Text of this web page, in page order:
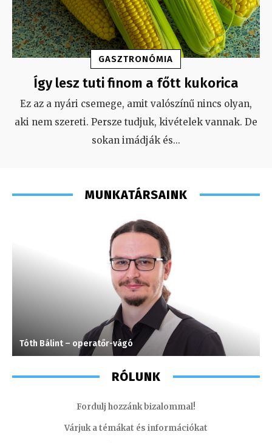
GASZTRONÓMIA
Így lesz tuti finom a főtt kukorica
Ez az a nyári csemege, amit valószínű nincs olyan,
aki nem szereti. Persze tudjuk, kivételek vannak. De
sokan imádják és...
MUNKATÁRSAINK
Tóth Bálint – operatőr-vágó
RÓLUNK
Fordulj hozzánk bizalommal!
Várjuk a témákat és információkat